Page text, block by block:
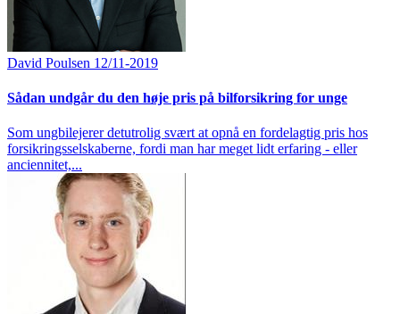
David Poulsen 12/11-2019
Sådan undgår du den høje pris på bilforsikring for unge
Som ungbilejerer detutrolig svært at opnå en fordelagtig pris hos
forsikringsselskaberne, fordi man har meget lidt erfaring - eller
anciennitet,...